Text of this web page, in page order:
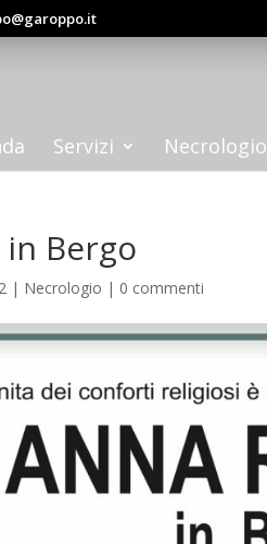
Servizi Necrologio
in Bergo
| Necrologio | 0 commenti